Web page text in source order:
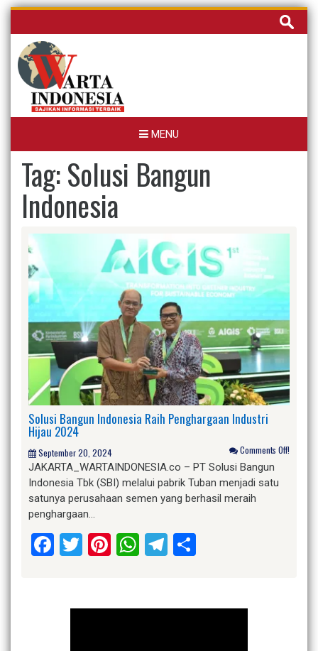
Skip
content
Cari
untuk:
MENU
Tag:Solusi Bangun
Indonesia
Solusi Bangun Indonesia Raih Penghargaan Industri
Hijau 2024
September 20, 2024 Comments Off!
JAKARTA_WARTAINDONESIA.co – PT Solusi Bangun
Indonesia Tbk (SBI) melalui pabrik Tuban menjadi satu
satunya perusahaan semen yang berhasil meraih
penghargaan…
Facebook
Twitter
Pinterest
WhatsApp
Telegram